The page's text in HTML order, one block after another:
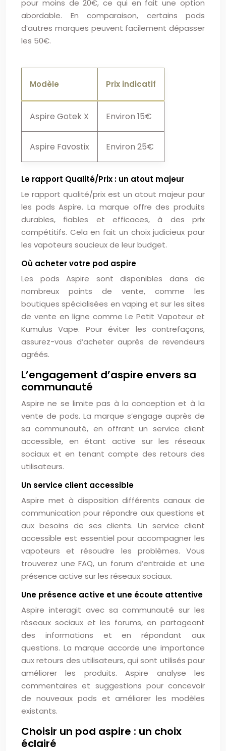
pour moins de 20€, ce qui en fait une option
abordable. En comparaison, certains pods
d’autres marques peuvent facilement dépasser
les 50€.
Modèle Prix indicatif
Aspire Gotek X Environ 15€
Aspire Favostix Environ 25€
Le rapport Qualité/Prix : un atout majeur
Le rapport qualité/prix est un atout majeur pour
les pods Aspire. La marque offre des produits
durables, fiables et efficaces, à des prix
compétitifs. Cela en fait un choix judicieux pour
les vapoteurs soucieux de leur budget.
Où acheter votre pod aspire
Les pods Aspire sont disponibles dans de
nombreux points de vente, comme les
boutiques spécialisées en vaping et sur les sites
de vente en ligne comme Le Petit Vapoteur et
Kumulus Vape. Pour éviter les contrefaçons,
assurez-vous d’acheter auprès de revendeurs
agréés.
L’engagement d’aspire envers sa
communauté
Aspire ne se limite pas à la conception et à la
vente de pods. La marque s’engage auprès de
sa communauté, en offrant un service client
accessible, en étant active sur les réseaux
sociaux et en tenant compte des retours des
utilisateurs.
Un service client accessible
Aspire met à disposition différents canaux de
communication pour répondre aux questions et
aux besoins de ses clients. Un service client
accessible est essentiel pour accompagner les
vapoteurs et résoudre les problèmes. Vous
trouverez une FAQ, un forum d’entraide et une
présence active sur les réseaux sociaux.
Une présence active et une écoute attentive
Aspire interagit avec sa communauté sur les
réseaux sociaux et les forums, en partageant
des informations et en répondant aux
questions. La marque accorde une importance
aux retours des utilisateurs, qui sont utilisés pour
améliorer les produits. Aspire analyse les
commentaires et suggestions pour concevoir
de nouveaux pods et améliorer les modèles
existants.
Choisir un pod aspire : un choix
éclairé